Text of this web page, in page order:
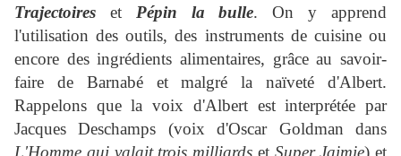
Trajectoires et Pépin la bulle. On y apprend
l'utilisation des outils, des instruments de cuisine ou
encore des ingrédients alimentaires, grâce au savoir-
faire de Barnabé et malgré la naïveté d'Albert.
Rappelons que la voix d'Albert est interprétée par
Jacques Deschamps (voix d'Oscar Goldman dans
L'Homme qui valait trois milliards et Super Jaimie) et